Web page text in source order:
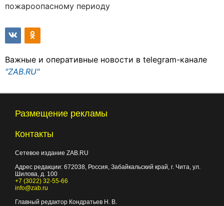
пожароопасному периоду
Важные и оперативные новости в telegram-канале
"ZAB.RU"
Размещение рекламы
Контакты
Сетевое издание ZAB.RU
Адрес редакции: 672038 , Россия, Забайкальский край, г. Чита ул.
Шилова, д. 100
+7 (3022) 32-55-66
info@zab.ru
Главный редактор Кондратьев Н. В.